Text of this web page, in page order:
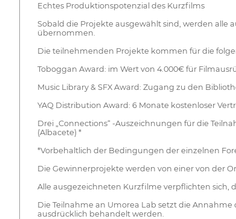
Echtes Produktionspotenzial des Kurzfilms
Sobald die Projekte ausgewählt sind, werden alle
übernommen.
Die teilnehmenden Projekte kommen für die
Toboggan Award: im Wert von 4.000€ für
Music Library & SFX Award: Zugang zu den
YAQ Distribution Award: 6 Monate kostenloser
Drei „Connections“ -Auszeichnungen für die
(Albacete) *
*Vorbehaltlich der Bedingungen der einzelnen
Die Gewinnerprojekte werden von einer von der
Alle ausgezeichneten Kurzfilme verpflichten sich,
Die Teilnahme an Umorea Lab setzt die
ausdrücklich behandelt werden.